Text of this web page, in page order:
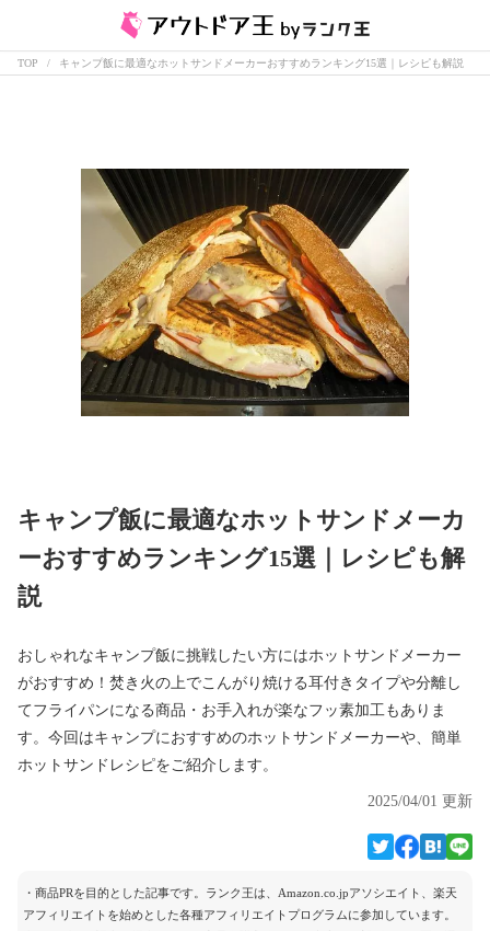
TOP キャンプ飯に最適なホットサンドメーカーおすすめランキング15選｜レシピも解説
キャンプ飯に最適なホットサンドメーカ
ーおすすめランキング15選｜レシピも解
説
おしゃれなキャンプ飯に挑戦したい方にはホットサンドメーカー
がおすすめ！焚き火の上でこんがり焼ける耳付きタイプや分離し
てフライパンになる商品・お手入れが楽なフッ素加工もありま
す。今回はキャンプにおすすめのホットサンドメーカーや、簡単
ホットサンドレシピをご紹介します。
2025/04/01 更新
・商品PRを目的とした記事です。ランク王は、Amazon.co.jpアソシエイト、楽天
アフィリエイトを始めとした各種アフィリエイトプログラムに参加しています。